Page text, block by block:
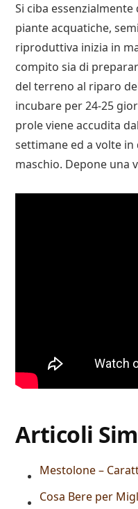
Si ciba
piante acquatiche,
riproduttiva inizia in
compito sia di
del terreno al riparo
incubare per 24-25
prole viene accudita
settimane ed a volte
maschio. Depone una
Articoli
Mestolone –
Cosa Bere per